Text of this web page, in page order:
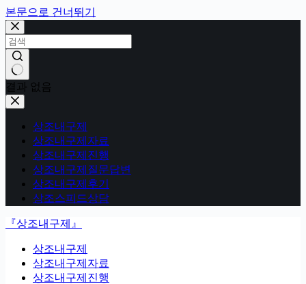
본문으로 건너뛰기
결과 없음
상조내구제
상조내구제자료
상조내구제진행
상조내구제질문답변
상조내구제후기
상조스피드상담
『상조내구제』
상조내구제
상조내구제자료
상조내구제진행